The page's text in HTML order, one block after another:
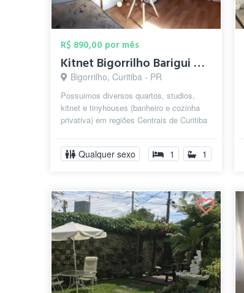
R$ 890,00 por mês
Kitnet Bigorrilho Barigui Mobiliado Quar...
Bigorrilho, Curitiba - PR
Possuimos diversos quartos, studios,
kitnet e tinyhouses (banheiro e cozinha
privativa) em regiões Centrais de Curitiba
Qualquer sexo 1 1